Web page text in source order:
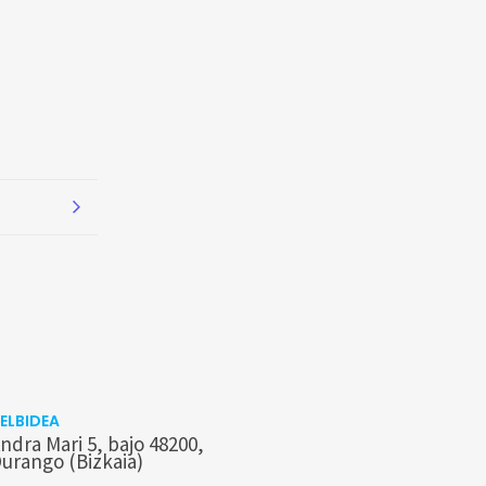
Mari 5, bajo 48200,
(Bizkaia)